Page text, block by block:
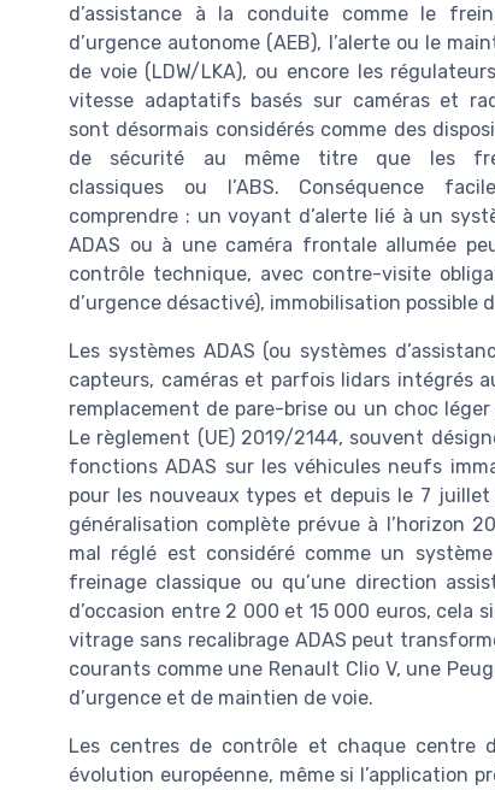
d’assistance à la conduite comme le
d’urgence autonome (AEB), l’alerte ou le
de voie (LDW/LKA), ou encore les
vitesse adaptatifs basés sur caméras et
sont désormais considérés comme des
de sécurité au même titre que les
classiques ou l’ABS. Conséquence
comprendre : un voyant d’alerte lié à un
ADAS ou à une caméra frontale allumée
contrôle technique, avec contre-visite
d’urgence désactivé), immobilisation possible
Les systèmes ADAS (ou systèmes
capteurs, caméras et parfois lidars intégrés
remplacement de pare-brise ou un choc
Le règlement (UE) 2019/2144, souvent
fonctions ADAS sur les véhicules neufs
pour les nouveaux types et depuis le 7
généralisation complète prévue à l’horizon
mal réglé est considéré comme un
freinage classique ou qu’une direction
d’occasion entre 2 000 et 15 000 euros, cela
vitrage sans recalibrage ADAS peut
courants comme une Renault Clio V, une
d’urgence et de maintien de voie.
Les centres de contrôle et chaque centre
évolution européenne, même si l’application